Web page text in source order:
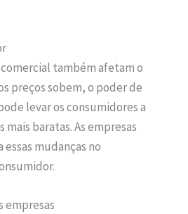
também afetam o
preços sobem, o poder de
levar os consumidores a
baratas. As empresas
mudanças no
empresas